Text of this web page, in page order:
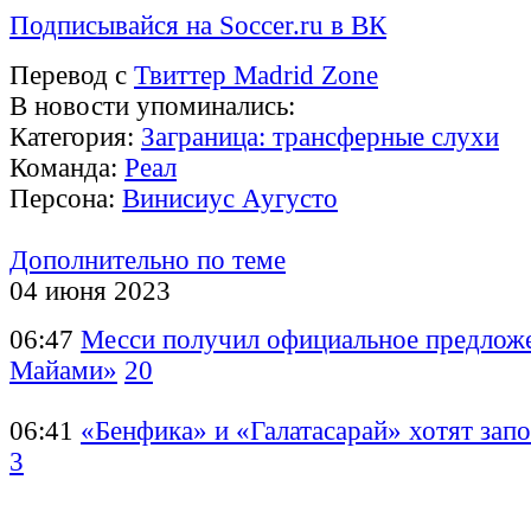
Подписывайся на Soccer.ru в ВК
Перевод с Твиттер Madrid Zone
В новости упоминались:
Категория: Заграница: трансферные слухи
Команда: Реал
Персона: Винисиус Аугусто
Дополнительно по теме
04 июня 2023
06:47 Месси получил официальное
Майами» 20
06:41 «Бенфика» и «Галатасарай» хотят
3